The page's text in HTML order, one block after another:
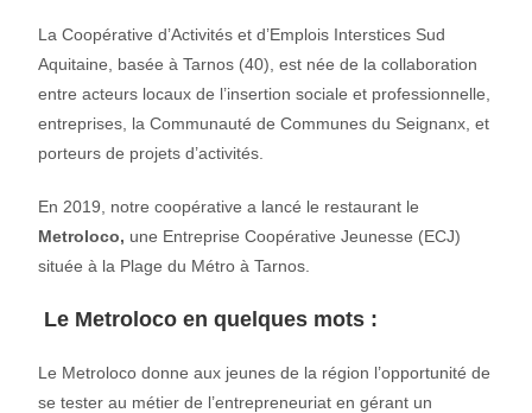
La Coopérative d’Activités et d’Emplois Interstices Sud
Aquitaine, basée à Tarnos (40), est née de la collaboration
entre acteurs locaux de l’insertion sociale et professionnelle,
entreprises, la Communauté de Communes du Seignanx, et
porteurs de projets d’activités.
En 2019, notre coopérative a lancé le restaurant le
Metroloco, une Entreprise Coopérative Jeunesse (ECJ)
située à la Plage du Métro à Tarnos.
Le Metroloco en quelques mots :
Le Metroloco donne aux jeunes de la région l’opportunité de
se tester au métier de l’entrepreneuriat en gérant un